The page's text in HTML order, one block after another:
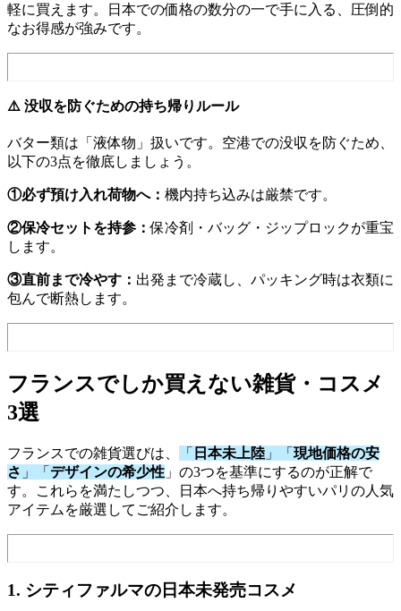
軽に買えます。日本での価格の数分の一で手に入る、圧倒的
なお得感が強みです。
⚠️ 没収を防ぐための持ち帰りルール
バター類は「液体物」扱いです。空港での没収を防ぐため、
以下の3点を徹底しましょう。
①必ず預け入れ荷物へ： 機内持ち込みは厳禁です。
②保冷セットを持参：保冷剤・バッグ・ジップロックが重宝
します。
③直前まで冷やす： 出発まで冷蔵し、パッキング時は衣類に
包んで断熱します。
フランスでしか買えない雑貨・コスメ
3選
フランスでの雑貨選びは、 「 日本未上陸 」「 現地価格の安
さ 」「 デザインの希少性 」の3つを基準にするのが正解で
す。これらを満たしつつ、日本へ持ち帰りやすいパリの人気
アイテムを厳選してご紹介します。
1. シティファルマの日本未発売コスメ